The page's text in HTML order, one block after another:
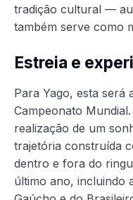
tradição cultural —
também serve como
Estreia e
Para Yago, esta será
Campeonato
realização de um
trajetória construída
dentro e fora do
último ano, incluindo